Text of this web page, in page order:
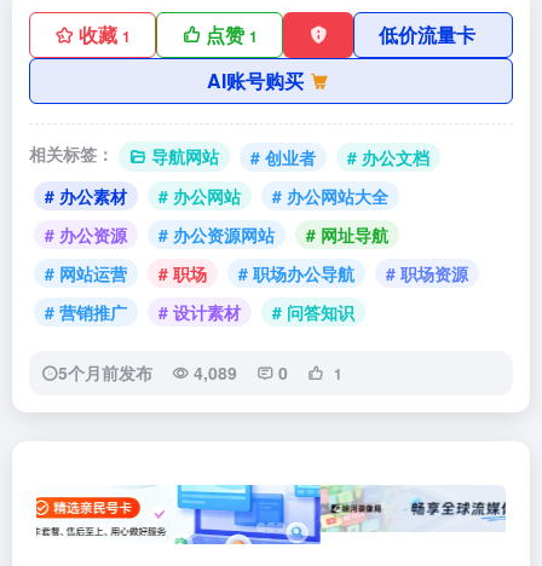
收藏 1 点赞1
低价流量卡
AI账号购买
相关标签： 导航网站 # 创业者
# 办公文档
# 办公素材
# 办公网站
# 办公网站大全
# 办公资源
# 办公资源网站
# 网址导航
# 网站运营
# 职场 # 职场办公导航
# 职场资源
# 营销推广
# 设计素材 # 问答知识
5个月前发布 4,089 0 1